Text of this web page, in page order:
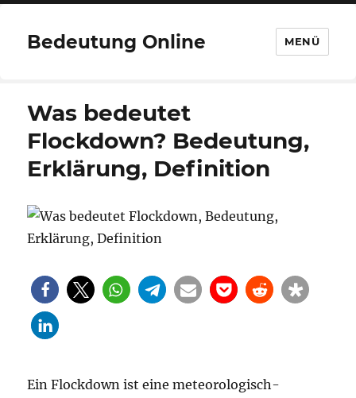
Bedeutung Online MENÜ
Was bedeutet
Flockdown? Bedeutung,
Erklärung, Definition
Ein Flockdown ist eine meteorologisch-